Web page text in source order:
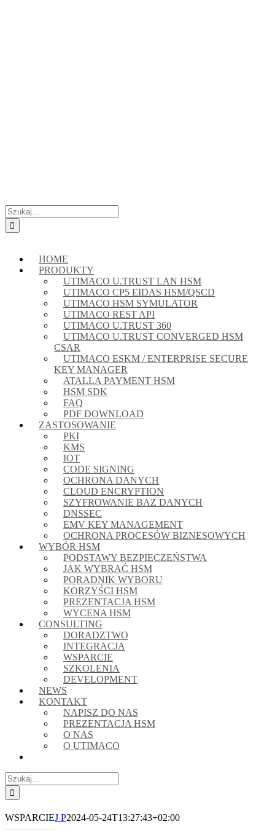
Szukaj
HOME
PRODUKTY
UTIMACO U.TRUST LAN HSM
UTIMACO CP5 EIDAS HSM/QSCD
UTIMACO HSM SYMULATOR
UTIMACO REST API
UTIMACO U.TRUST 360
UTIMACO U.TRUST CONVERGED HSM
CSAR
UTIMACO ESKM / ENTERPRISE SECURE
KEY MANAGER
ATALLA PAYMENT HSM
HSM SDK
FAQ
PDF DOWNLOAD
ZASTOSOWANIE
PKI
KMS
IOT
CODE SIGNING
OCHRONA DANYCH
CLOUD ENCRYPTION
SZYFROWANIE BAZ DANYCH
DNSSEC
EMV KEY MANAGEMENT
OCHRONA PROCESÓW BIZNESOWYCH
WYBÓR HSM
PODSTAWY BEZPIECZEŃSTWA
JAK WYBRAĆ HSM
PORADNIK WYBORU
KORZYŚCI HSM
PREZENTACJA HSM
WYCENA HSM
CONSULTING
DORADZTWO
INTEGRACJA
WSPARCIE
SZKOLENIA
DEVELOPMENT
NEWS
KONTAKT
NAPISZ DO NAS
PREZENTACJA HSM
O NAS
O UTIMACO
Szukaj
WSPARCIEJ P2024-05-24T13:27:43+02:00